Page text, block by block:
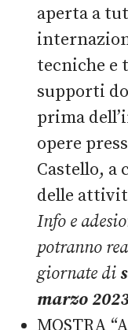
aperta a
tecniche e
supporti
prima
opere
Castello, a
delle
Info e
potranno
giornate di
marzo